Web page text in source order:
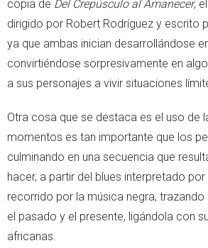
copia de Del Crepúsculo al Amanecer,
dirigido por Robert Rodríguez y escrito
ya que ambas inician desarrollándose
convirtiéndose sorpresivamente en
a sus personajes a vivir situaciones
Otra cosa que se destaca es el uso de
momentos es tan importante que los
culminando en una secuencia que
hacer, a partir del blues interpretado
recorrido por la música negra, trazando
el pasado y el presente, ligándola con
africanas.